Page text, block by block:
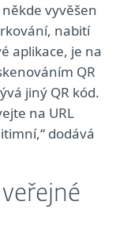
vyvěšen
nabití
aplikace, je na
QR
jiný QR kód.
na URL
dodává